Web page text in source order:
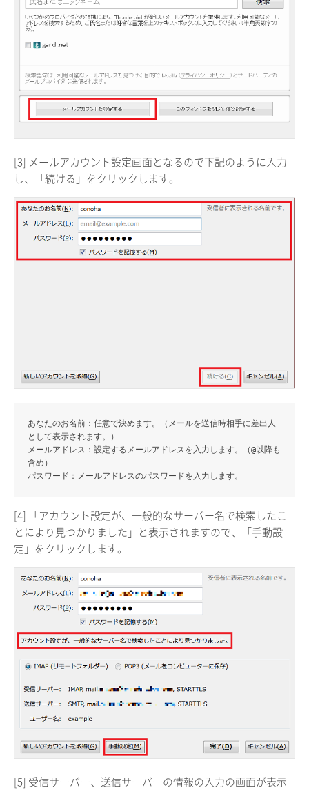
[3] メールアカウント設定画面となるので下記のように入力
し、「続ける」をクリックします。
あなたのお名前 ：任意で決めます。（メールを送信時相手に差出人
として表示されます。）
メールアドレス ：設定するメールアドレスを入力します。（@以降も
含め）
パスワード ：メールアドレスのパスワードを入力します。
[4] 「アカウント設定が、一般的なサーバー名で検索したこ
とにより見つかりました」と表示されますので、「手動設
定」をクリックします。
[5] 受信サーバー、送信サーバーの情報の入力の画面が表示